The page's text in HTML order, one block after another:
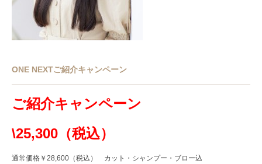
ONE NEXTご紹介キャンペーン
ご紹介キャンペーン
\25,300（税込）
通常価格￥28,600（税込） カット・シャンプー・ブロー込